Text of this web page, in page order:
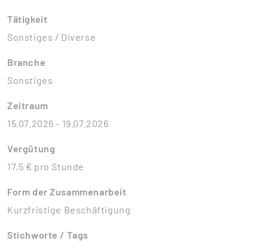
Tätigkeit
Sonstiges / Diverse
Branche
Sonstiges
Zeitraum
15.07.2026 - 19.07.2026
Vergütung
17,5 € pro Stunde
Form der Zusammenarbeit
Kurzfristige Beschäftigung
Stichworte / Tags